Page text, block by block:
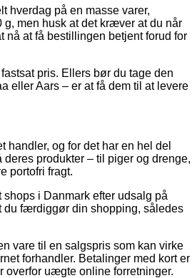
hverdag på en masse varer,
g, men husk at det kræver at du når
nå at få bestillingen betjent forud for
pris. Ellers bør du tage den
eller Aars – er at få dem til at levere
og for det har en hel del
produkter – til piger og drenge,
portofri fragt.
i Danmark efter udsalg på
du færdiggør din shopping, således
vare til en salgspris som kan virke
forhandler. Betalinger med kort er
overfor uægte online forretninger.